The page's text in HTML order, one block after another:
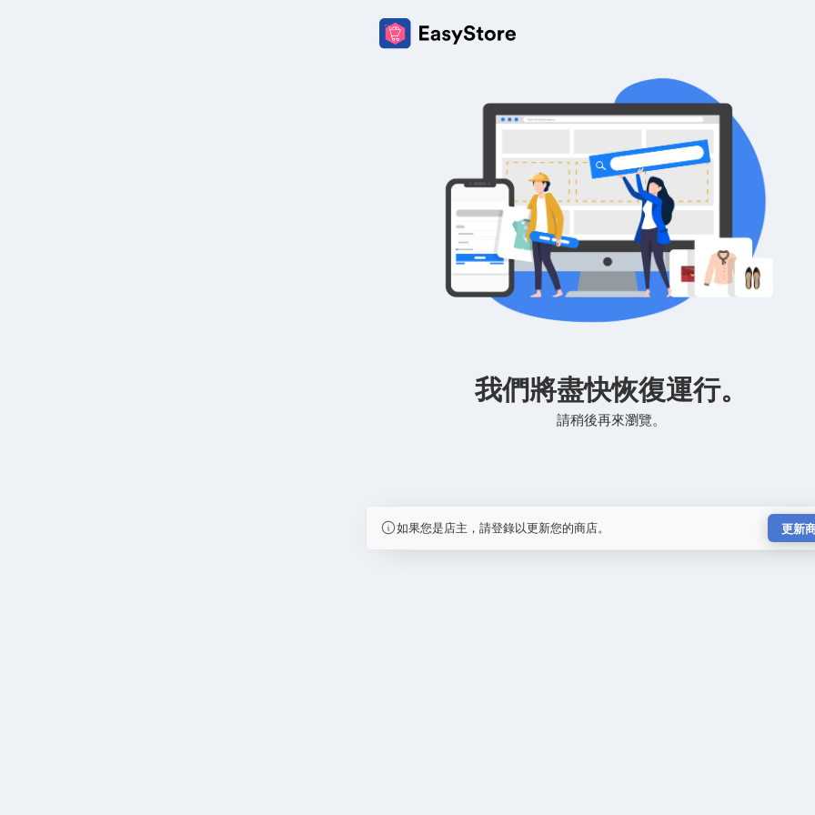
我們將盡快恢復運行。
請稍後再來瀏覽。
如果您是店主，請登錄以更新您的商店。 更新